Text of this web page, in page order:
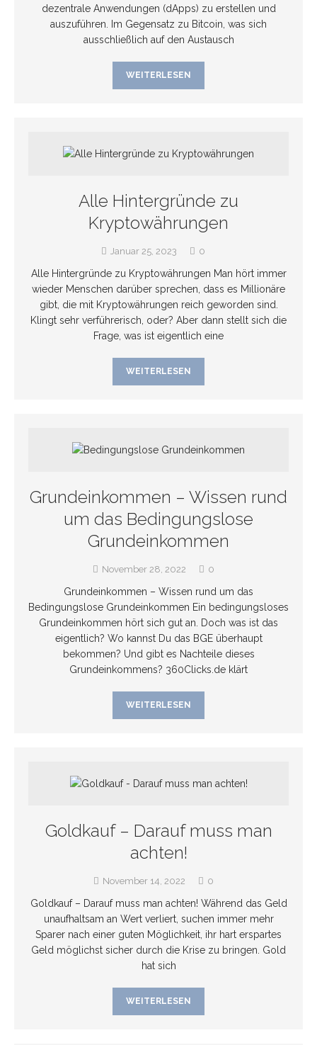
dezentrale Anwendungen (dApps) zu erstellen und
auszuführen. Im Gegensatz zu Bitcoin, was sich
ausschließlich auf den Austausch
WEITERLESEN
Alle Hintergründe zu
Kryptowährungen
Januar 25, 2023 0
Alle Hintergründe zu Kryptowährungen Man hört immer
wieder Menschen darüber sprechen, dass es Millionäre
gibt, die mit Kryptowährungen reich geworden sind.
Klingt sehr verführerisch, oder? Aber dann stellt sich die
Frage, was ist eigentlich eine
WEITERLESEN
Grundeinkommen – Wissen rund
um das Bedingungslose
Grundeinkommen
November 28, 2022 0
Grundeinkommen – Wissen rund um das
Bedingungslose Grundeinkommen Ein bedingungsloses
Grundeinkommen hört sich gut an. Doch was ist das
eigentlich? Wo kannst Du das BGE überhaupt
bekommen? Und gibt es Nachteile dieses
Grundeinkommens? 360Clicks.de klärt
WEITERLESEN
Goldkauf – Darauf muss man
achten!
November 14, 2022 0
Goldkauf – Darauf muss man achten! Während das Geld
unaufhaltsam an Wert verliert, suchen immer mehr
Sparer nach einer guten Möglichkeit, ihr hart erspartes
Geld möglichst sicher durch die Krise zu bringen. Gold
hat sich
WEITERLESEN